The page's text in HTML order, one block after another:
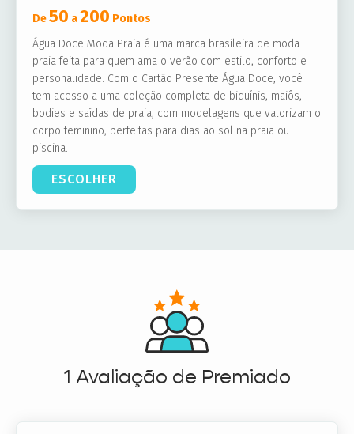
De50 a200 Pontos
Água Doce Moda Praia é uma marca brasileira de moda
praia feita para quem ama o verão com estilo, conforto e
personalidade. Com o Cartão Presente Água Doce, você
tem acesso a uma coleção completa de biquínis, maiôs,
bodies e saídas de praia, com modelagens que valorizam o
corpo feminino, perfeitas para dias ao sol na praia ou
piscina.
ESCOLHER
1 Avaliação de Premiado